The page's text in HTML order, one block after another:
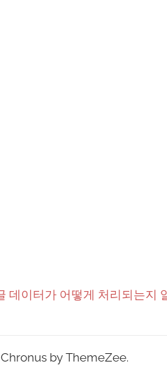
데이터가 어떻게 처리되는지
by ThemeZee.